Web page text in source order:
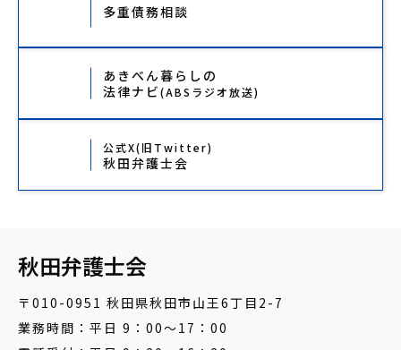
多重債務相談
あきべん暮らしの
法律ナビ(ABSラジオ放送)
公式X(旧Twitter)
秋田弁護士会
秋田弁護士会
〒010-0951 秋田県秋田市山王6丁目2-7
業務時間：平日 9：00～17：00